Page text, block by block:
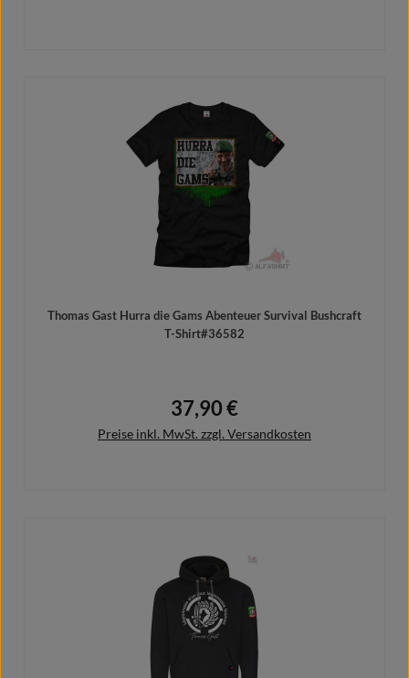
Details
Thomas Gast Hurra die Gams Abenteuer Survival Bushcraft
T-Shirt#36582
Regulärer Preis:
37,90 €
Preise inkl. MwSt. zzgl. Versandkosten